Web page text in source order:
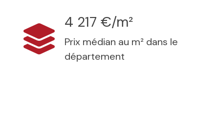
4 217 €/m²
Prix médian au m² dans le
département